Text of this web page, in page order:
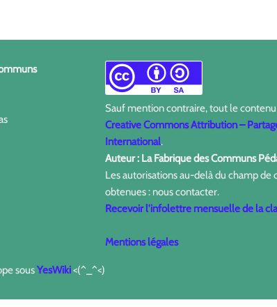
Sauf mention contraire, tout le contenu
Creative Commons Attribution –
International.
Auteur : La Fabrique des Communs
Les autorisations au-delà du champ
obtenues : nous contacter.
Recevoir l'infolettre mensuelle de la
Mentions légales
sousYesWiki<(^_^<)